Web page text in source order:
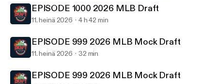
Draft Utopia
EPISODE 1000 2026 MLB Draft
11. heinä 2026 4 h 42 min
EPISODE 999 2026 MLB Mock Draft
11. heinä 2026 32 min
EPISODE 999 2026 MLB Mock Draft